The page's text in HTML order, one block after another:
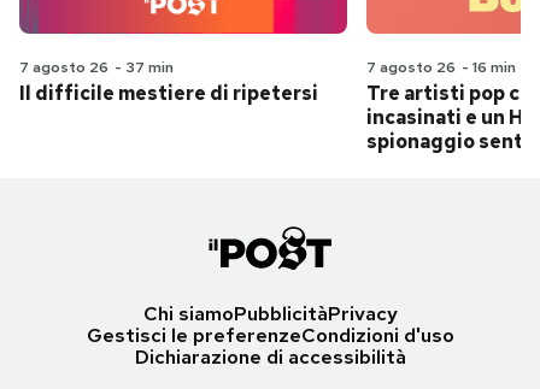
7 agosto 26 - 37 min
Il difficile mestiere di ripetersi
7 agosto 26 - 16 min
Tre artisti pop
incasinati e un
spionaggio
Chi siamoPubblicitàPrivacy
Gestisci le preferenzeCondizioni d'uso
Dichiarazione di accessibilità